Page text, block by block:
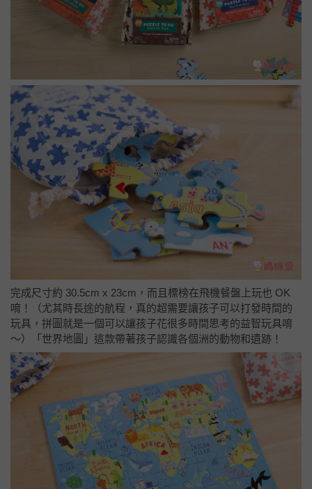
完成尺寸約 30.5cm x 23cm，而且標榜在飛機餐盤上玩也 OK
唷！（尤其時長途的航程，真的超需要讓孩子可以打發時間的
玩具，拼圖就是一個可以讓孩子花很多時間思考的益智玩具唷
～）「世界地圖」這款帶著孩子認識各個洲的動物和遺跡！